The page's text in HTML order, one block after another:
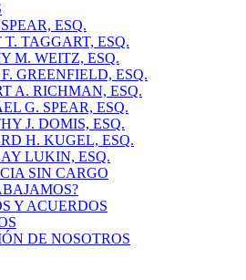
ESQ.
T. TAGGART, ESQ.
M. WEITZ, ESQ.
GREENFIELD, ESQ.
A. RICHMAN, ESQ.
G. SPEAR, ESQ.
J. DOMIS, ESQ.
H. KUGEL, ESQ.
LUKIN, ESQ.
SIN CARGO
Y ACUERDOS
DE NOSOTROS